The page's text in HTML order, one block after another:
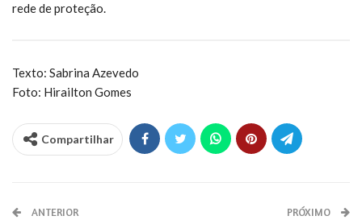
rede de proteção.
Texto: Sabrina Azevedo
Foto: Hirailton Gomes
Compartilhar
ANTERIOR PRÓXIMO